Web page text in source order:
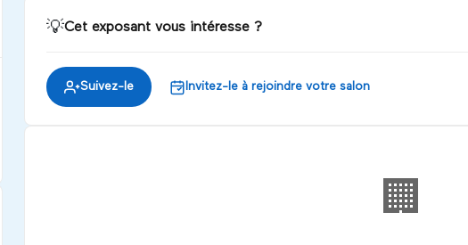
💡Cet exposant vous intéresse ?
Suivez-le Invitez-le à rejoindre votre salon
🏢